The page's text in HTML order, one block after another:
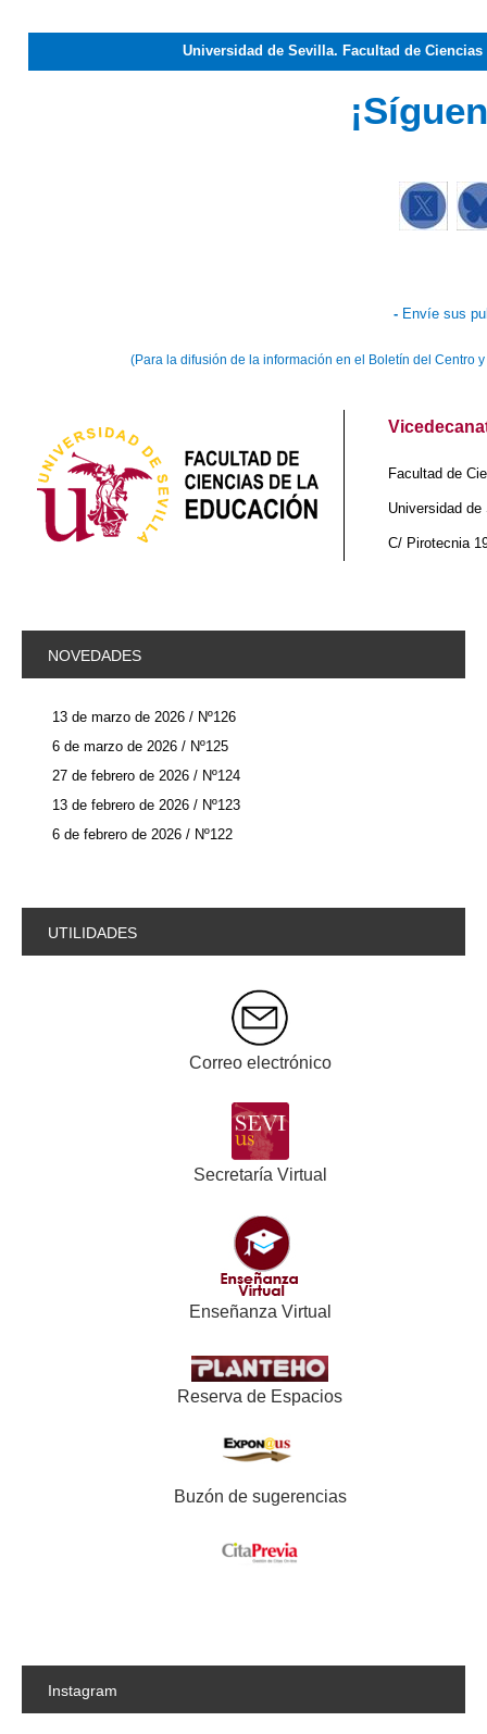
Universidad de Sevilla. Facultad de
- Envíe sus
(Para la difusión de la información en el Boletín del Centro
Facultad de
Universidad de
C/ Pirotecnia
NOVEDADES
13 de marzo de 2026 / Nº126
6 de marzo de 2026 / Nº125
27 de febrero de 2026 / Nº124
13 de febrero de 2026 / Nº123
6 de febrero de 2026 / Nº122
UTILIDADES
Correo electrónico
Secretaría Virtual
Enseñanza Virtual
Reserva de Espacios
Buzón de sugerencias
Instagram